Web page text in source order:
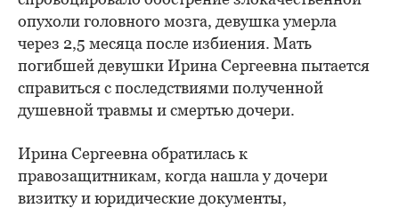
опухоли головного мозга, девушка умерла
через 2,5 месяца после избиения. Мать
погибшей девушки Ирина Сергеевна пытается
справиться с последствиями полученной
душевной травмы и смертью дочери.
Ирина Сергеевна обратилась к
правозащитникам, когда нашла у дочери
визитку и юридические документы,